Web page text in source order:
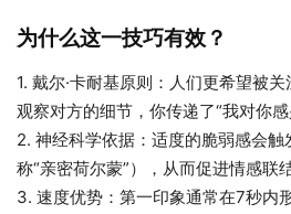
为什么这一技巧有效？
1. 戴尔·卡耐基原则：人们更希望被
观察对方的细节，你传递了“我对你感
2. 神经科学依据：适度的脆弱感会触
称“亲密荷尔蒙”），从而促进情感联结
3. 速度优势：第一印象通常在7秒内